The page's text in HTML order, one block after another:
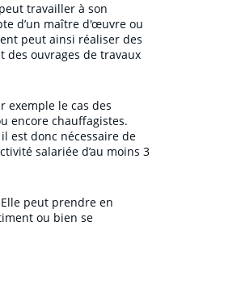
travailler à son
d’un maître d'œuvre ou
peut ainsi réaliser des
ouvrages de travaux
exemple le cas des
encore chauffagistes.
est donc nécessaire de
salariée d’au moins 3
peut prendre en
ou bien se